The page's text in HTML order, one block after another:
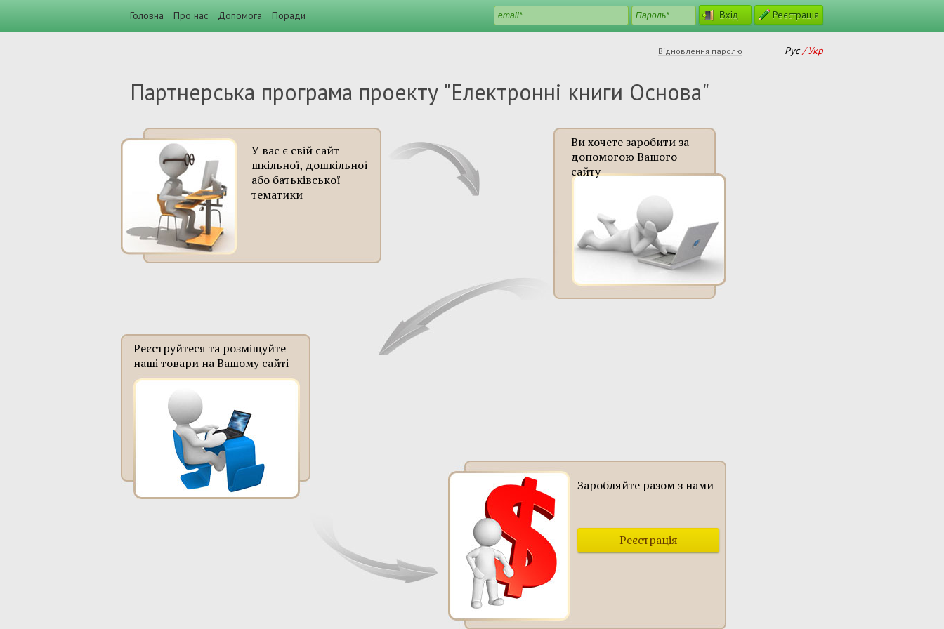
Головна Про нас Допомога Поради Реєстрація
Відновлення паролю Рус Укр
Партнерська програма проекту "Електронні книги Основа"
У вас є свій сайт
шкільної, дошкільної
або батьківської
тематики
Ви хочете заробити за
допомогою Вашого
сайту
Реєструйтеся та розміщуйте
наші товари на Вашому сайті
Заробляйте разом з нами
Реєстрація